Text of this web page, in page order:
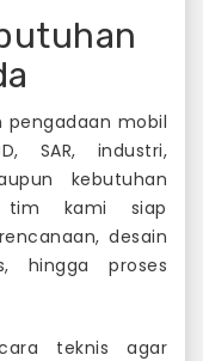
pengadaan mobil
SAR, industri,
kebutuhan
tim kami siap
desain
hingga proses
teknis agar